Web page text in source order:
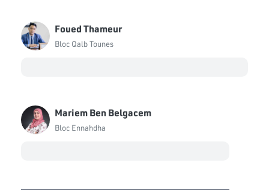
Foued Thameur
Bloc Qalb Tounes
Mariem Ben Belgacem
Bloc Ennahdha